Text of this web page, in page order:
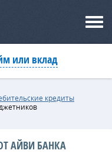
или вклад
кредиты
АЙВИ БАНКА